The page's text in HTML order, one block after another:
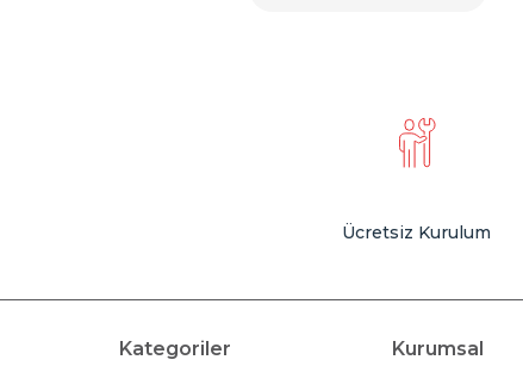
Ücretsiz Kurulum
Kategoriler Kurumsal